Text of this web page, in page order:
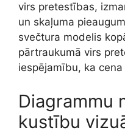
virs pretestības,
un skaļuma
svečtura modelis
pārtraukumā virs
iespējamību, ka
Diagrammu
kustību